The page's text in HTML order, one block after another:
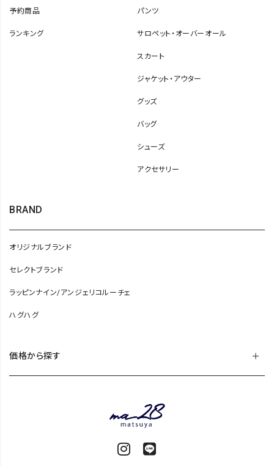
予約商品
ランキング
パンツ
サロペット・オーバーオール
スカート
ジャケット・アウター
グッズ
バッグ
シューズ
アクセサリー
BRAND
オリジナルブランド
セレクトブランド
ラッピンナイン/アンジェリコルーチェ
ハグハグ
価格から探す